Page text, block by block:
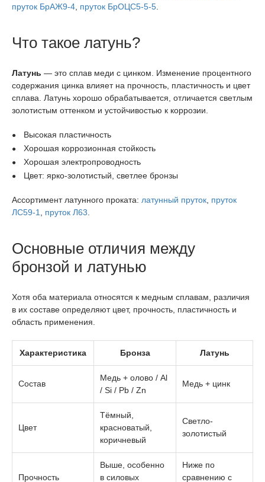
пруток БрАЖ9-4 пруток БрОЦС5-5-5
Что такое латунь?
Латунь — это сплав меди с цинком. Изменение процентного
содержания цинка влияет на прочность, пластичность и цвет
сплава. Латунь хорошо обрабатывается, отличается светлым
золотистым оттенком и устойчивостью к коррозии.
Высокая пластичность
Хорошая коррозионная стойкость
Хорошая электропроводность
Цвет: ярко-золотистый, светлее бронзы
Ассортимент латунного проката: латунный пруток пруток
ЛС59-1
пруток Л63
Основные отличия между
бронзой и латунью
Хотя оба материала относятся к медным сплавам, различия
в их составе определяют цвет, прочность, пластичность и
область применения.
Характеристика Бронза Латунь
Состав
Медь + олово / Al
/ Si / Pb / Zn
Медь + цинк
Цвет
Тёмный,
красноватый,
коричневый
Светло-
золотистый
Прочность
Выше, особенно
в силовых
Ниже по
сравнению с